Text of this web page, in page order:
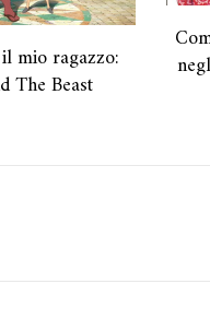
mio ragazzo:
The Beast